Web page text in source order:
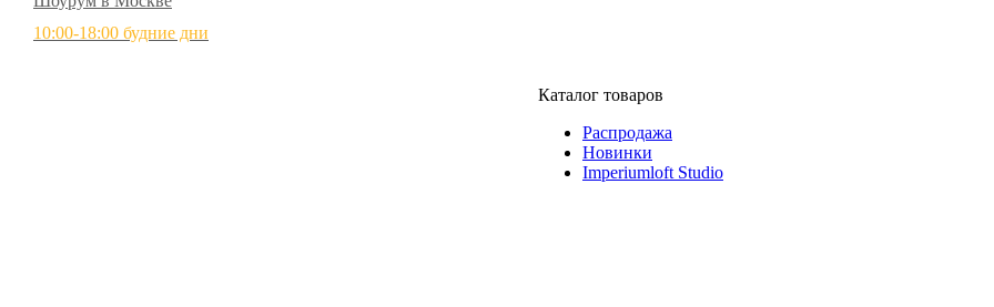
10:00-18:00 будние дни
Каталог товаров
Распродажа
Новинки
Imperiumloft Studio